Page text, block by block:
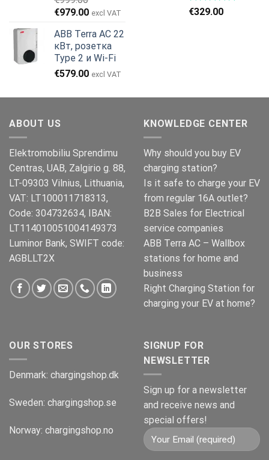
Первоначальная
составляла
€999.00.
€979.00Текущая
€979.00.
excl VAT
ABB Terra AC 22
кВт, розетка
Type 2 и Wi-Fi
€579.00 excl VAT
€329.00
ABOUT US
Elektromobiliu Sprendimu
Centras, UAB, Zalgirio g. 88,
LT-09303 Vilnius, Lithuania,
VAT: LT100011718313,
Code: 304732634, IBAN:
LT114010051004149373
Luminor Bank, SWIFT code:
AGBLLT2X
KNOWLEDGE CENTER
Why should you buy EV
charging station?
Is it safe to charge your EV
from regular 16A outlet?
B2B Sales for Electrical
service companies
ABB Terra AC – Wallbox
stations for home and
business
Right Charging Station for
charging your EV at home?
OUR STORES
Denmark: chargingshop.dk
Sweden: chargingshop.se
Norway: chargingshop.no
SIGNUP FOR
NEWSLETTER
Sign up for a newsletter
and receive news and
special offers!